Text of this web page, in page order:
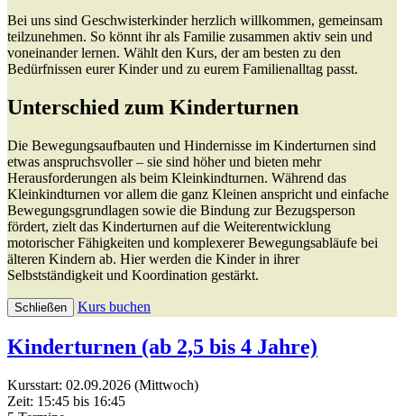
Bei uns sind Geschwisterkinder herzlich willkommen, gemeinsam
teilzunehmen. So könnt ihr als Familie zusammen aktiv sein und
voneinander lernen. Wählt den Kurs, der am besten zu den
Bedürfnissen eurer Kinder und zu eurem Familienalltag passt.
Unterschied zum Kinderturnen
Die Bewegungsaufbauten und Hindernisse im Kinderturnen sind
etwas anspruchsvoller – sie sind höher und bieten mehr
Herausforderungen als beim Kleinkindturnen. Während das
Kleinkindturnen vor allem die ganz Kleinen anspricht und einfache
Bewegungsgrundlagen sowie die Bindung zur Bezugsperson
fördert, zielt das Kinderturnen auf die Weiterentwicklung
motorischer Fähigkeiten und komplexerer Bewegungsabläufe bei
älteren Kindern ab. Hier werden die Kinder in ihrer
Selbstständigkeit und Koordination gestärkt.
Schließen Kurs buchen
Kinderturnen (ab 2,5 bis 4 Jahre)
Kursstart: 02.09.2026 (Mittwoch)
Zeit: 15:45 bis 16:45